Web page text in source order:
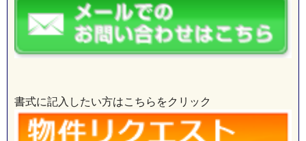
書式に記入したい方はこちらをクリック